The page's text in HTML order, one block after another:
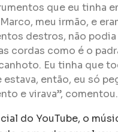
que eu tinha
meu irmão, e
destros, não podia
cordas como é o
Eu tinha que
então, eu só
e virava”, comentou.
do YouTube, o